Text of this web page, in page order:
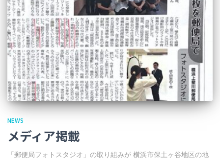
NEWS
メディア掲載
「郵便局フォトスタジオ」の取り組みが 横浜市保土ヶ谷地区の地